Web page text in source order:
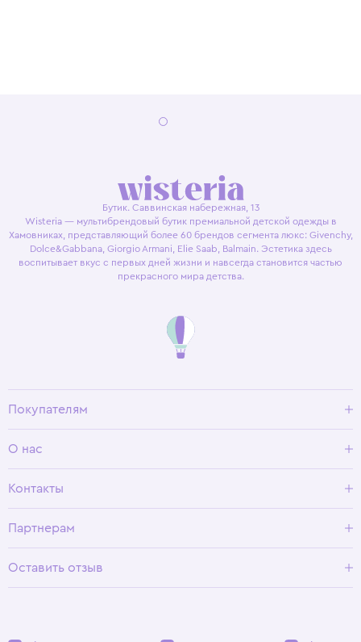
Бутик. Саввинская набережная, 13
Wisteria — мультибрендовый бутик премиальной детской одежды в
Хамовниках, представляющий более 60 брендов сегмента люкс: Givenchy,
Dolce&Gabbana, Giorgio Armani, Elie Saab, Balmain. Эстетика здесь
воспитывает вкус с первых дней жизни и навсегда становится частью
прекрасного мира детства.
Покупателям
Условия возврата
О нас
Программа лояльности
Контакты
Партнерам
Оставить отзыв